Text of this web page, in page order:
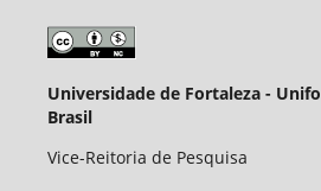
Universidade de Fortaleza -
Brasil
Vice-Reitoria de Pesquisa